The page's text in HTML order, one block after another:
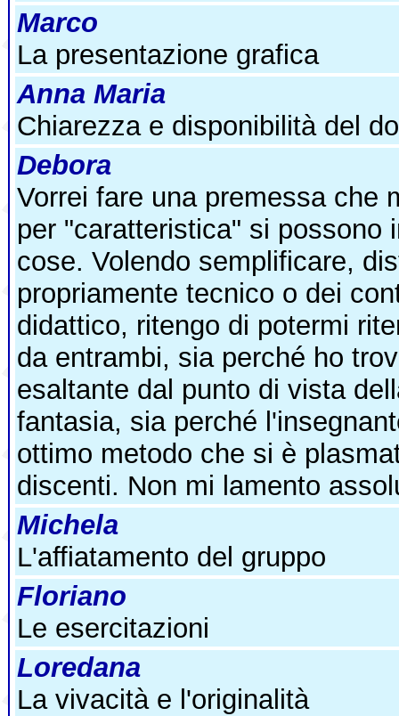
Marco
La presentazione grafica
Anna Maria
Chiarezza e disponibilità del
Debora
Vorrei fare una premessa che
per "caratteristica" si possono
cose. Volendo semplificare,
propriamente tecnico o dei
didattico, ritengo di potermi
da entrambi, sia perché ho
esaltante dal punto di vista
fantasia, sia perché
ottimo metodo che si è
discenti. Non mi lamento
Michela
L'affiatamento del gruppo
Floriano
Le esercitazioni
Loredana
La vivacità e l'originalità